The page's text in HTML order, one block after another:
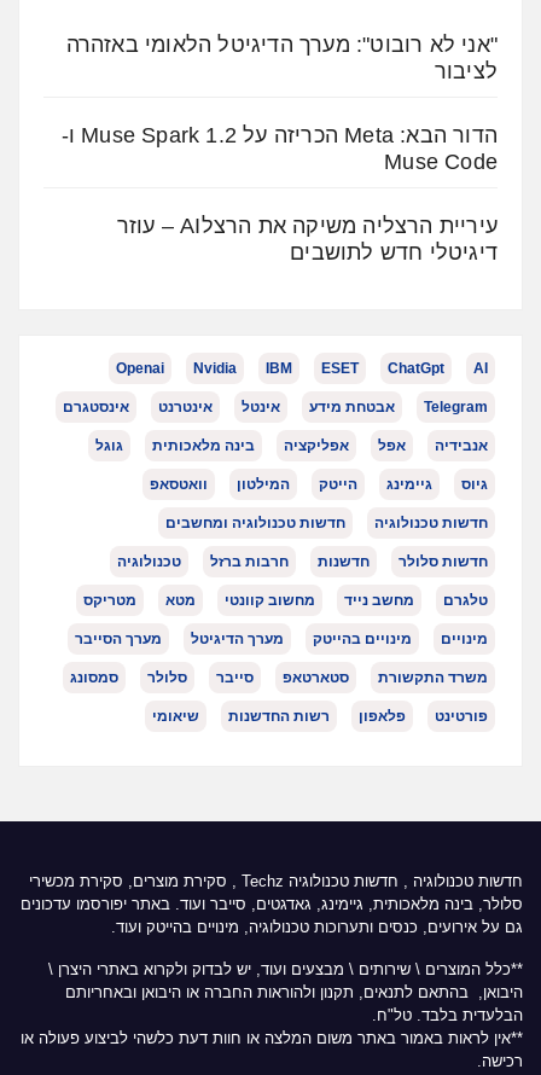
"אני לא רובוט": מערך הדיגיטל הלאומי באזהרה
לציבור
הדור הבא: Meta הכריזה על Muse Spark 1.2 ו-
Muse Code
עיריית הרצליה משיקה את הרצלAI – עוזר
דיגיטלי חדש לתושבים
AI
ChatGpt
ESET
IBM
Nvidia
Openai
Telegram אבטחת מידע אינטל אינטרנט אינסטגרם
אנבידיה אפל אפליקציה בינה מלאכותית גוגל
גיוס גיימינג הייטק המילטון וואטסאפ
חדשות טכנולוגיה חדשות טכנולוגיה ומחשבים
חדשות סלולר חדשנות חרבות ברזל טכנולוגיה
טלגרם מחשב נייד מחשוב קוונטי מטא מטריקס
מינויים מינויים בהייטק מערך הדיגיטל מערך הסייבר
משרד התקשורת סטארטאפ סייבר סלולר סמסונג
פורטינט פלאפון רשות החדשנות שיאומי
חדשות טכנולוגיה , חדשות טכנולוגיה Techz
, סקירת מוצרים, סקירת מכשירי
סלולר, בינה מלאכותית, גיימינג, גאדגטים, סייבר ועוד. באתר יפורסמו עדכונים
גם על אירועים, כנסים ותערוכות טכנולוגיה, מינויים בהייטק ועוד.
**כלל המוצרים \ שירותים \ מבצעים ועוד, יש לבדוק ולקרוא באתרי היצרן \
היבואן, בהתאם לתנאים, תקנון ולהוראות החברה או היבואן ובאחריותם
הבלעדית בלבד. טל"ח.
**אין לראות באמור באתר משום המלצה או חוות דעת כלשהי לביצוע פעולה או
רכישה.